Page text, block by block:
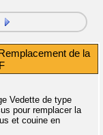
Remplacement de la
Vedette de type
pour remplacer la
et couine en